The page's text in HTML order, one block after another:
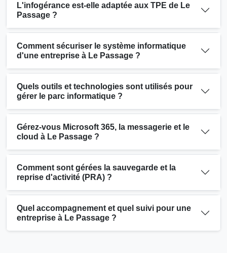
L'infogérance est-elle adaptée aux TPE de Le
Passage ?
Comment sécuriser le système informatique
d'une entreprise à Le Passage ?
Quels outils et technologies sont utilisés pour
gérer le parc informatique ?
Gérez-vous Microsoft 365, la messagerie et le
cloud à Le Passage ?
Comment sont gérées la sauvegarde et la
reprise d'activité (PRA) ?
Quel accompagnement et quel suivi pour une
entreprise à Le Passage ?